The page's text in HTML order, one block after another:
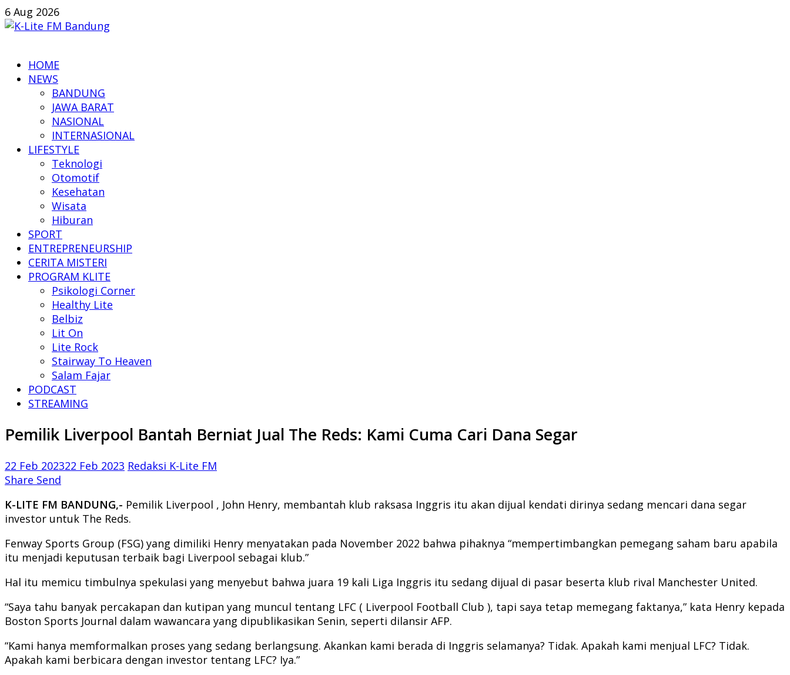
Skip
to
6 Aug 2026
Lite
Bandung
News
HOME
NEWS
BANDUNG
JAWA BARAT
NASIONAL
INTERNASIONAL
LIFESTYLE
Teknologi
Otomotif
Kesehatan
Wisata
Hiburan
SPORT
ENTREPRENEURSHIP
CERITA MISTERI
PROGRAM KLITE
Psikologi Corner
Healthy Lite
Belbiz
Lit On
Lite Rock
Stairway To Heaven
Salam Fajar
PODCAST
STREAMING
Pemilik Liverpool Bantah Berniat Jual The Reds: Kami Cuma Cari Dana Segar
22 Feb 202322 Feb 2023 Redaksi K-Lite FM
Share Send
K-LITE FM BANDUNG,- Pemilik Liverpool , John Henry, membantah klub raksasa Inggris itu akan dijual kendati dirinya sedang mencari dana segar
investor untuk The Reds.
Fenway Sports Group (FSG) yang dimiliki Henry menyatakan pada November 2022 bahwa pihaknya “mempertimbangkan pemegang saham baru apabila
itu menjadi keputusan terbaik bagi Liverpool sebagai klub.”
Hal itu memicu timbulnya spekulasi yang menyebut bahwa juara 19 kali Liga Inggris itu sedang dijual di pasar beserta klub rival Manchester United.
“Saya tahu banyak percakapan dan kutipan yang muncul tentang LFC ( Liverpool Football Club ), tapi saya tetap memegang faktanya,” kata Henry kepada
Boston Sports Journal dalam wawancara yang dipublikasikan Senin, seperti dilansir AFP.
“Kami hanya memformalkan proses yang sedang berlangsung. Akankan kami berada di Inggris selamanya? Tidak. Apakah kami menjual LFC? Tidak.
Apakah kami berbicara dengan investor tentang LFC? Iya.”